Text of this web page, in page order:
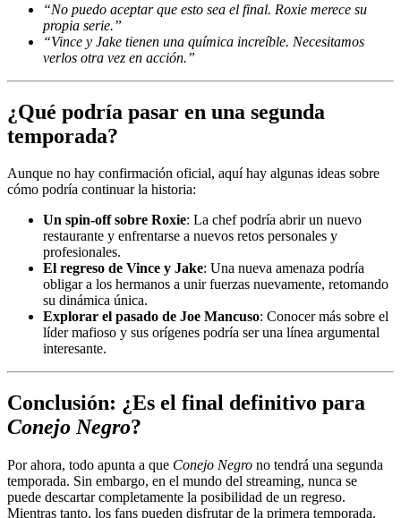
“No puedo aceptar que esto sea el final. Roxie merece su
propia serie.”
“Vince y Jake tienen una química increíble. Necesitamos
verlos otra vez en acción.”
¿Qué podría pasar en una segunda
temporada?
Aunque no hay confirmación oficial, aquí hay algunas ideas sobre
cómo podría continuar la historia:
Un spin-off sobre Roxie: La chef podría abrir un nuevo
restaurante y enfrentarse a nuevos retos personales y
profesionales.
El regreso de Vince y Jake: Una nueva amenaza podría
obligar a los hermanos a unir fuerzas nuevamente, retomando
su dinámica única.
Explorar el pasado de Joe Mancuso: Conocer más sobre el
líder mafioso y sus orígenes podría ser una línea argumental
interesante.
Conclusión: ¿Es el final definitivo para
Conejo Negro?
Por ahora, todo apunta a que Conejo Negro no tendrá una segunda
temporada. Sin embargo, en el mundo del streaming, nunca se
puede descartar completamente la posibilidad de un regreso.
Mientras tanto, los fans pueden disfrutar de la primera temporada,